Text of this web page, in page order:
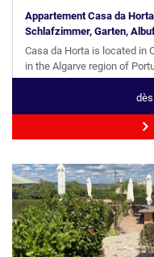
Appartement Casa da
Schlafzimmer, Garten,
Casa da Horta is located in
in the Algarve region of
dès